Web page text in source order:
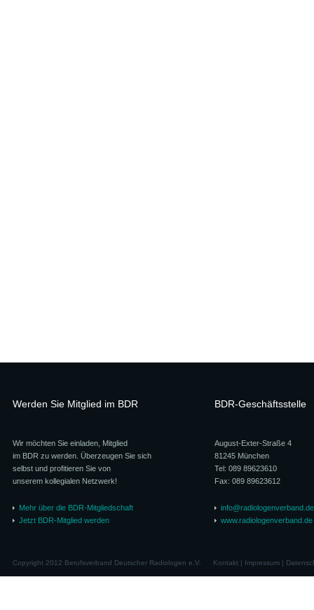
Werden Sie Mitglied im BDR
Wir möchten Sie einladen, Mitglied
im BDR zu werden. Überzeugen Sie sich
selbst und profitieren Sie von
unserem kollegialen Netzwerk!
Mehr über die BDR-Mitgliedschaft
Jetzt BDR-Mitglied werden
BDR-Geschäftsstelle
August-Exter-Straße 4
81245 München
Tel: 089 89623610
Fax: 089 89623612
info@radiologenverband.de
www.radiologenverband.de
Copyright 2012 Berufsverband Deutscher Radiologen e.V. Kontakt| Impressum|